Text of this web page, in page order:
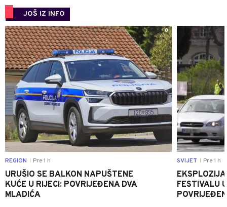
JOŠ IZ INFO
0
REGION Pre 1 h
URUŠIO SE BALKON NAPUŠTENE
KUĆE U RIJECI: POVRIJEĐENA DVA
MLADIĆA
SVIJET Pre 1 h
FESTIVALU